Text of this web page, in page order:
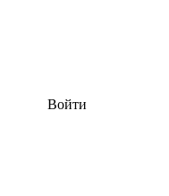
Войти